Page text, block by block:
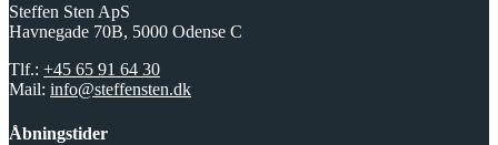
Steffen Sten ApS
Havnegade 70B, 5000 Odense C
Tlf.: +45 65 91 64 30
Mail: info@steffensten.dk
Åbningstider